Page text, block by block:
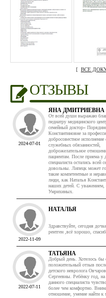
[ ВСЕ
ОТЗЫВЫ
2024-07-01
ЯНА ДМИТРИЕВНА
От всей души выражаю
педиатру медицинского
семейный доктор»
Константиновне за
добросовестное исполнение
служебных обязанностей,
доброжелательное
пациентам. После приема у
специалиста остались всей
довольны. Липецк может
такие компетентные и
люди, как Наталья
наших детей. С уважением,
Умрихиных.
2022-11-09
НАТАЛЬЯ
Здравствуйте, сегодня
рентген ,всё хорошо,
2022-07-11
ТАТЬЯНА
Добрый день. Хотелось бы
положительный отзыв
детского невролога
Сергеевны. Ребёнку год, на
данного специалиста
более чем комфортно.
отношение, умение найти